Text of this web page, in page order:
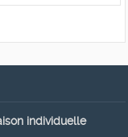
individuelle